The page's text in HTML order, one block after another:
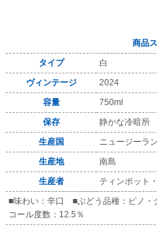
商品
タイプ
白
ヴィンテージ
2024
容量
750ml
保存
静かな冷暗所
生産国
ニュージーラ
生産地
南島
生産者
ティンポット
■味わい：辛口 ■ぶどう品種：ピノ
コール度数：12.5％